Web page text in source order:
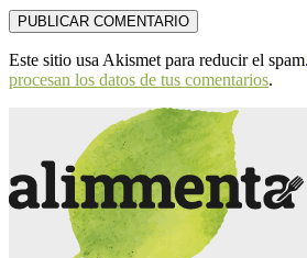
Este sitio usa Akismet para reducir el spam.
procesan los datos de tus comentarios.